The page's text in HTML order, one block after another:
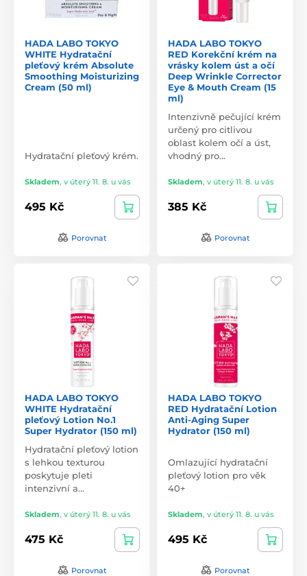
HADA LABO TOKYO
WHITE Hydratační
pleťový krém Absolute
Smoothing Moisturizing
Cream (50 ml)
Hydratační pleťový krém.
Skladem, v úterý 11. 8. u vás
495 Kč
Porovnat
HADA LABO TOKYO
RED Korekční krém na
vrásky kolem úst a očí
Deep Wrinkle Corrector
Eye & Mouth Cream (15
ml)
Intenzivně pečující krém
určený pro citlivou
oblast kolem očí a úst,
vhodný pro…
Skladem, v úterý 11. 8. u vás
385 Kč
Porovnat
HADA LABO TOKYO
WHITE Hydratační
pleťový Lotion No.1
Super Hydrator (150 ml)
Hydratační pleťový lotion
s lehkou texturou
poskytuje pleti
intenzivní a…
Skladem, v úterý 11. 8. u vás
475 Kč
Porovnat
HADA LABO TOKYO
RED Hydratační Lotion
Anti-Aging Super
Hydrator (150 ml)
Omlazující hydratační
pleťový lotion pro věk
40+
Skladem, v úterý 11. 8. u vás
495 Kč
Porovnat